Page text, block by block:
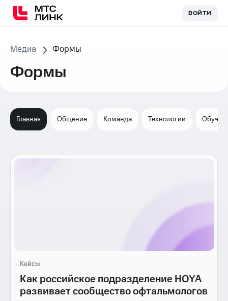
ВОЙТИВОЙТИ
Медиа Формы
Формы
Главная Общение Команда Технологии
Кейсы
Как российское подразделение HOYA
развивает сообщество офтальмологов